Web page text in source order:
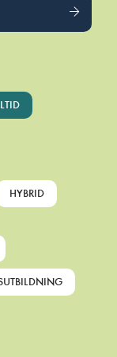
HYBRID